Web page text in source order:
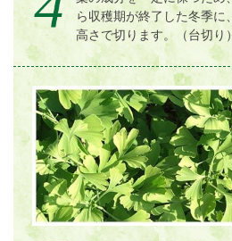
ら収穫期が終了した冬季に
高さで切ります。（台切り）